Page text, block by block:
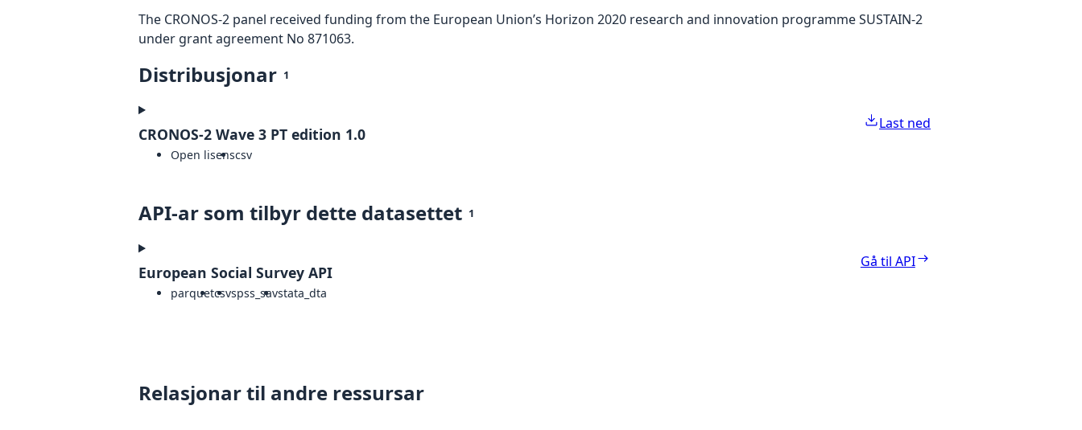
The CRONOS-2 panel received funding from the European Union’s Horizon 2020 research and innovation programme SUSTAIN-2
under grant agreement No 871063.
Distribusjonar 1
CRONOS-2 Wave 3 PT edition 1.0
Open lisenscsv
Last ned
API-ar som tilbyr dette datasettet 1
European Social Survey API
parquetcsvspss_savstata_dta
Gå til API
Relasjonar til andre ressursar